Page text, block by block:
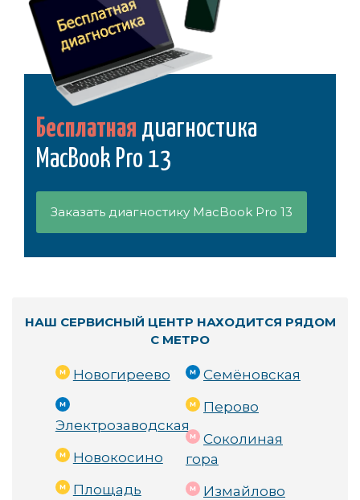
Бесплатная диагностика
MacBook Pro 13
Заказать диагностику MacBook Pro 13
НАШ СЕРВИСНЫЙ ЦЕНТР НАХОДИТСЯ РЯДОМ
С МЕТРО
Новогиреево
Электрозаводская
Новокосино
Площадь
Семёновская
Перово
Соколиная
гора
Измайлово